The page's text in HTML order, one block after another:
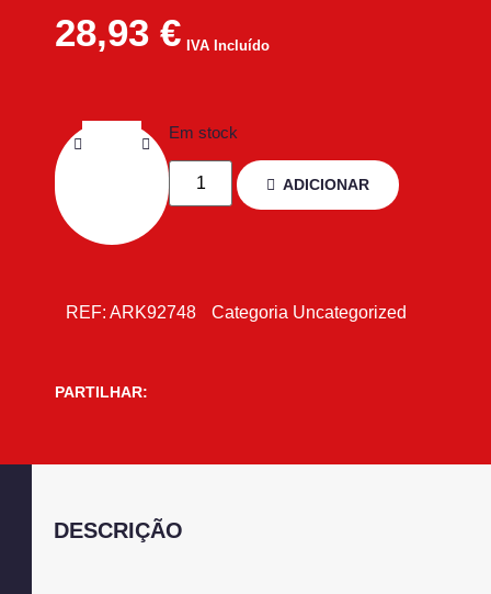
28,93 € IVA Incluído
Em stock
ADICIONAR
REF: ARK92748 Categoria Uncategorized
PARTILHAR:
DESCRIÇÃO